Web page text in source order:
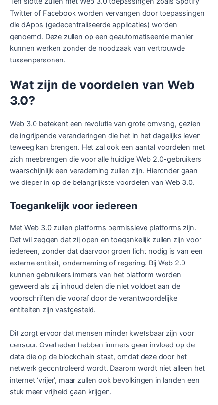
Twitter of Facebook worden vervangen door toepassingen
die dApps (gedecentraliseerde applicaties) worden
genoemd. Deze zullen op een geautomatiseerde manier
kunnen werken zonder de noodzaak van vertrouwde
tussenpersonen.
Wat zijn de voordelen van Web
3.0?
Web 3.0 betekent een revolutie van grote omvang, gezien
de ingrijpende veranderingen die het in het dagelijks leven
teweeg kan brengen. Het zal ook een aantal voordelen met
zich meebrengen die voor alle huidige Web 2.0-gebruikers
waarschijnlijk een verademing zullen zijn. Hieronder gaan
we dieper in op de belangrijkste voordelen van Web 3.0.
Toegankelijk voor iedereen
Met Web 3.0 zullen platforms permissieve platforms zijn.
Dat wil zeggen dat zij open en toegankelijk zullen zijn voor
iedereen, zonder dat daarvoor groen licht nodig is van een
externe entiteit, onderneming of regering. Bij Web 2.0
kunnen gebruikers immers van het platform worden
geweerd als zij inhoud delen die niet voldoet aan de
voorschriften die vooraf door de verantwoordelijke
entiteiten zijn vastgesteld.
Dit zorgt ervoor dat mensen minder kwetsbaar zijn voor
censuur. Overheden hebben immers geen invloed op de
data die op de blockchain staat, omdat deze door het
netwerk gecontroleerd wordt. Daarom wordt niet alleen het
internet ‘vrijer’, maar zullen ook bevolkingen in landen een
stuk meer vrijheid gaan krijgen.